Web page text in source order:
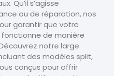
Qu’il s’agisse
ou de réparation, nos
garantir que votre
de manière
notre large
des modèles split,
conçus pour offrir